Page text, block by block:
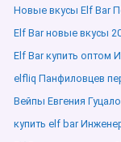
Новые вкусы Elf Bar
Elf Bar новые вкусы
Elf Bar купить оптом
elfliq Панфиловцев
Вейпы Евгения
купить elf bar